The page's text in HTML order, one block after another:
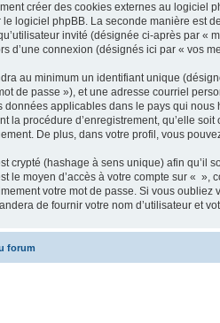
créer des cookies externes au logiciel
le logiciel phpBB. La seconde manière est
invité (désignée ci-après par «
d’une connexion (désignés ici par « vos
au minimum un identifiant unique
de passe »), et une adresse courriel
données applicables dans le pays qui
la procédure d’enregistrement, qu’elle
De plus, dans votre profil, vous
crypté (hashage à sens unique) afin qu’il
le moyen d’accès à votre compte sur «
votre mot de passe. Si vous
de fournir votre nom d’utilisateur et
forum